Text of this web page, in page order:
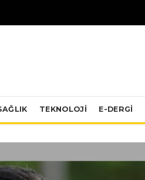
TEKNOLOJI E-DERGİ